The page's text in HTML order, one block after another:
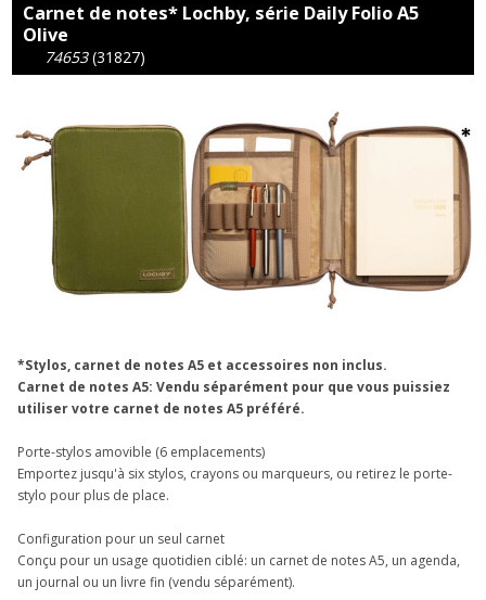
Carnet de notes* Lochby, série Daily Folio A5
Olive
74653 (31827)
*Stylos, carnet de notes A5 et accessoires non inclus.
Carnet de notes A5: Vendu séparément pour que vous puissiez
utiliser votre carnet de notes A5 préféré.
Porte-stylos amovible (6 emplacements)
Emportez jusqu'à six stylos, crayons ou marqueurs, ou retirez le porte-
stylo pour plus de place.
Configuration pour un seul carnet
Conçu pour un usage quotidien ciblé: un carnet de notes A5, un agenda,
un journal ou un livre fin (vendu séparément).